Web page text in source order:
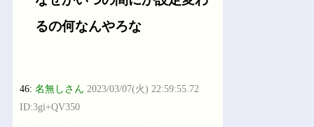
るの何なんやろな
46:名無しさん 2023/03/07(火) 22:59:55.72
ID:3gi+QV350